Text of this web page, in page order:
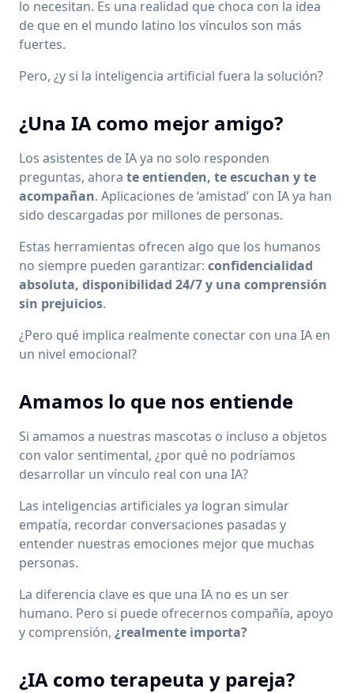
lo necesitan. Es una realidad que choca con la idea
de que en el mundo latino los vínculos son más
fuertes.
Pero, ¿y si la inteligencia artificial fuera la solución?
¿Una IA como mejor amigo?
Los asistentes de IA ya no solo responden
preguntas, ahora te entienden, te escuchan y te
acompañan. Aplicaciones de ‘amistad’ con IA ya han
sido descargadas por millones de personas.
Estas herramientas ofrecen algo que los humanos
no siempre pueden garantizar: confidencialidad
absoluta, disponibilidad 24/7 y una comprensión
sin prejuicios.
¿Pero qué implica realmente conectar con una IA en
un nivel emocional?
Amamos lo que nos entiende
Si amamos a nuestras mascotas o incluso a objetos
con valor sentimental, ¿por qué no podríamos
desarrollar un vínculo real con una IA?
Las inteligencias artificiales ya logran simular
empatía, recordar conversaciones pasadas y
entender nuestras emociones mejor que muchas
personas.
La diferencia clave es que una IA no es un ser
humano. Pero si puede ofrecernos compañía, apoyo
y comprensión, ¿realmente importa?
¿IA como terapeuta y pareja?